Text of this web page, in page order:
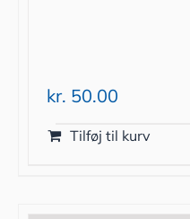
kr. 50.00
Tilføj til kurv